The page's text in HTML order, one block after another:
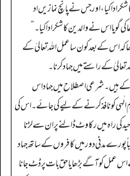
ادا کیا، اور جس نے پانچ نمازیں اد
گویا اس نے والدین کا شکر ادا کیا۔“
اس کے بعدکون سا عمل اللہ تعالیٰ کے
کے راستے میں جہاد کرنا۔
شرعی اصطلاح میں جہاد اس
الٰہی کو نافذ کرنے کے لیے کی جائے۔ اس کی
کی راہ میں رکاوٹ ڈالنے پر ان سے لڑنا
پورے مدنی دور میں کافروں کے ساتھ جہاد
عمل کو آگے بڑھایا حق بات پر ڈٹ جانا